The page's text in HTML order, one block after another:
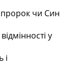
пророк чи Син
у
і